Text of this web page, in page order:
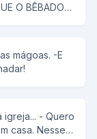
O BÊBADO
mágoas. -E
- Quero
casa. Nesse